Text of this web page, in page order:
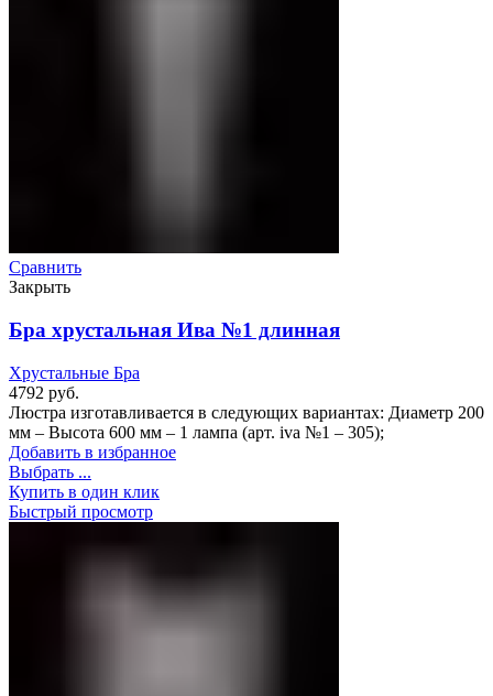
Сравнить
Закрыть
Бра хрустальная Ива №1 длинная
Хрустальные Бра
4792 руб.
Люстра изготавливается в следующих вариантах: Диаметр 200
мм – Высота 600 мм – 1 лампа (арт. iva №1 – 305);
Добавить в избранное
Выбрать ...
Купить в один клик
Быстрый просмотр